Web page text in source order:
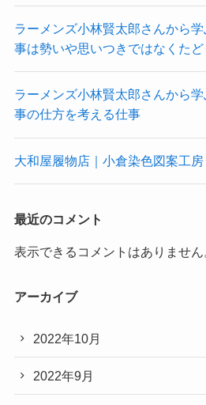
ラーメンズ小林賢太郎さんから
事は勢いや思いつきではなくた
ラーメンズ小林賢太郎さんから
事の仕方を考える仕事
大和屋履物店｜小倉染色図案工
最近のコメント
表示できるコメントはありません
アーカイブ
2022年10月
2022年9月